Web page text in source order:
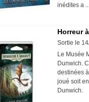
inédites a
Horreur
Sortie le
Le Musée
Dunwich.
destinées
joué soit
Dunwich.